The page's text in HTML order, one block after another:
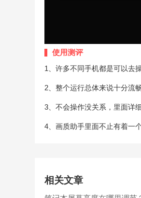
使用测评
1、许多不同手机都是可以去
2、整个运行总体来说十分流
3、不会操作没关系，里面详
4、画质助手里面不止有着一
相关文章